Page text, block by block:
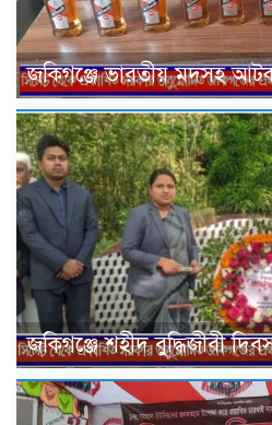
জকিগঞ্জে ভারতীয় মদসহ
জকিগঞ্জে শহীদ বুদ্ধিজীবী